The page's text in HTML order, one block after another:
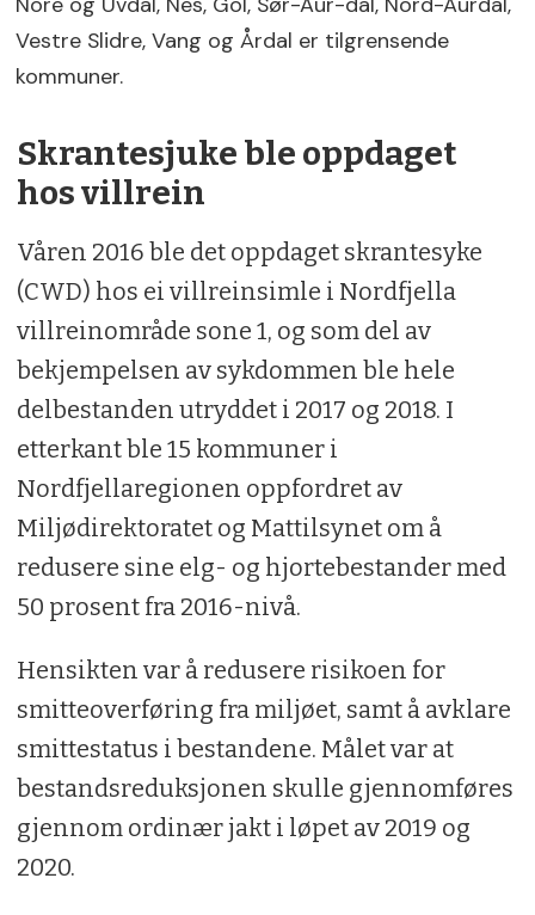
Vestre Slidre, Vang og Årdal er tilgrensende
kommuner.
Skrantesjuke ble oppdaget
hos villrein
Våren 2016 ble det oppdaget skrantesyke
(CWD) hos ei villreinsimle i Nordfjella
villreinområde sone 1, og som del av
bekjempelsen av sykdommen ble hele
delbestanden utryddet i 2017 og 2018. I
etterkant ble 15 kommuner i
Nordfjellaregionen oppfordret av
Miljødirektoratet og Mattilsynet om å
redusere sine elg- og hjortebestander med
50 prosent fra 2016-nivå.
Hensikten var å redusere risikoen for
smitteoverføring fra miljøet, samt å avklare
smittestatus i bestandene. Målet var at
bestandsreduksjonen skulle gjennomføres
gjennom ordinær jakt i løpet av 2019 og
2020.